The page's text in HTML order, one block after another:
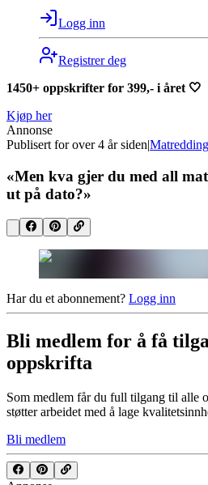
Logg inn
Registrer deg
1450+ oppskrifter for 399,- i året 🤍
Kjøp her
Annonse
Publisert for over 4 år siden|Matredding
«Men kva gjer du med all
ut på dato?»
Har du et abonnement? Logg inn
Bli medlem for å få
oppskrifta
Som medlem får du full tilgang til alle
støtter arbeidet med å lage
Bli medlem